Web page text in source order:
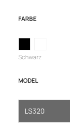
FARBE
Schwarz
MODEL
LS320